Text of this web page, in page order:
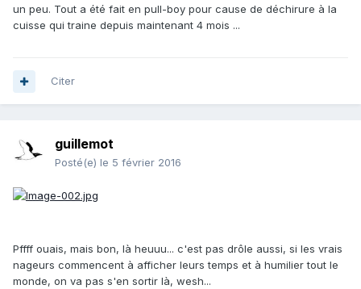
un peu. Tout a été fait en pull-boy pour cause de déchirure à la
cuisse qui traine depuis maintenant 4 mois ...
Citer
guillemot
Posté(e) le 5 février 2016
Pffff ouais, mais bon, là heuuu... c'est pas drôle aussi, si les vrais
nageurs commencent à afficher leurs temps et à humilier tout le
monde, on va pas s'en sortir là, wesh...